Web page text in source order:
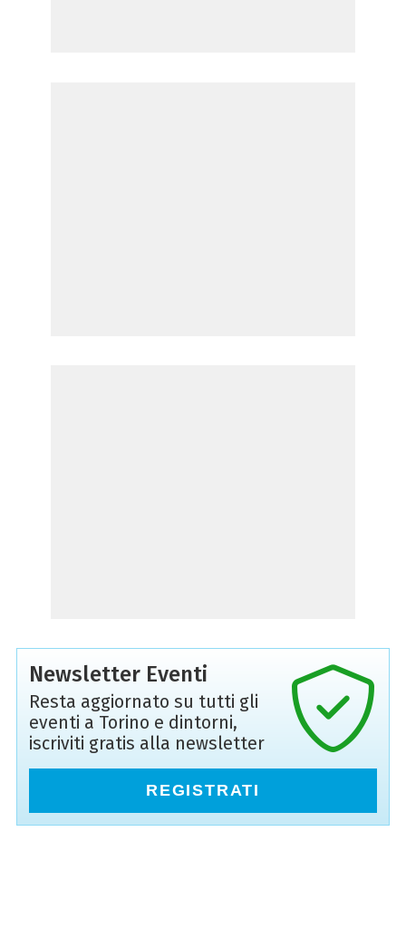
Newsletter Eventi
Resta aggiornato su tutti gli
eventi a Torino e dintorni,
iscriviti gratis alla newsletter
REGISTRATI